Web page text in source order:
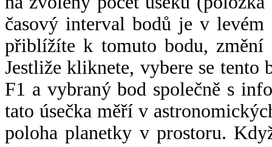
časový interval bodů je v
přiblížíte k tomuto bodu,
Jestliže kliknete, vybere se tento
F1 a vybraný bod společně s
tato úsečka měří v
poloha planetky v prostoru.